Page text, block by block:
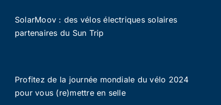
SolarMoov : des vélos électriques solaires
partenaires du Sun Trip
Profitez de la journée mondiale du vélo 2024
pour vous (re)mettre en selle